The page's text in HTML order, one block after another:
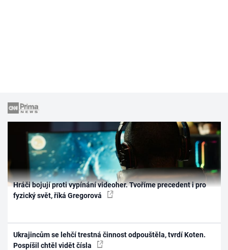
Hráči bojují proti vypínání videoher. Tvoříme precedent i pro
fyzický svět, říká Gregorová
Ukrajincům se lehčí trestná činnost odpouštěla, tvrdí Koten.
Pospíšil chtěl vidět čísla